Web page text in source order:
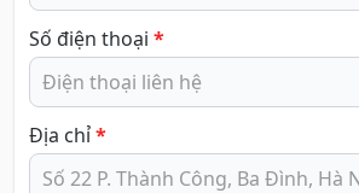
Số điện thoại *
Địa chỉ*